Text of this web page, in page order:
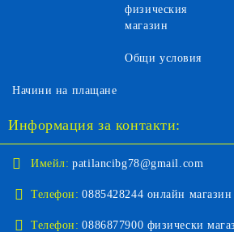
физическия
магазин
Общи условия
Начини на плащане
Информация за контакти:
Имейл: patilancibg78@gmail.com
Телефон: 0885428244 онлайн магазин
Телефон: 0886877900 физически